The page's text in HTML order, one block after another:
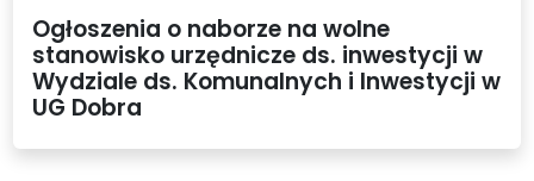
Ogłoszenia o naborze na wolne
stanowisko urzędnicze ds. inwestycji w
Wydziale ds. Komunalnych i Inwestycji w
UG Dobra